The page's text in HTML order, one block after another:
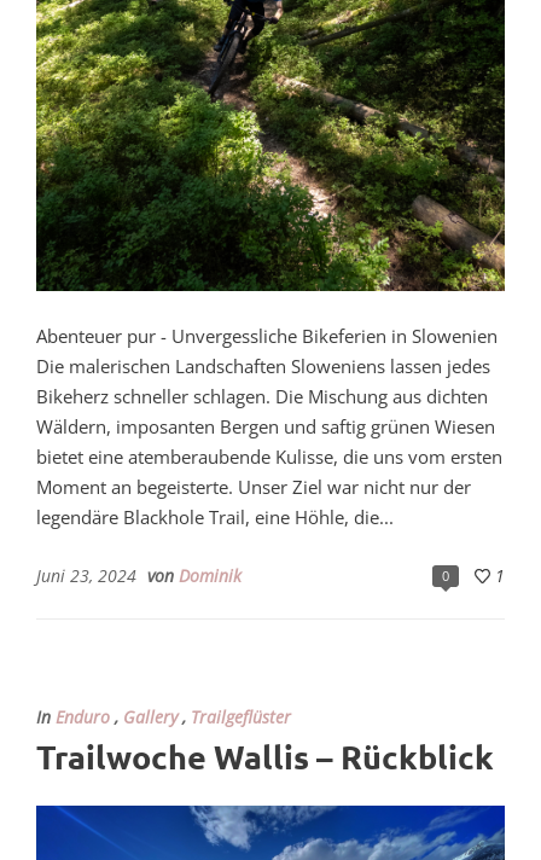
Abenteuer pur - Unvergessliche Bikeferien in Slowenien
Die malerischen Landschaften Sloweniens lassen jedes
Bikeherz schneller schlagen. Die Mischung aus dichten
Wäldern, imposanten Bergen und saftig grünen Wiesen
bietet eine atemberaubende Kulisse, die uns vom ersten
Moment an begeisterte. Unser Ziel war nicht nur der
legendäre Blackhole Trail, eine Höhle, die...
0 1
Juni 23, 2024 von Dominik
In Enduro , Gallery, Trailgeflüster
Trailwoche Wallis – Rückblick